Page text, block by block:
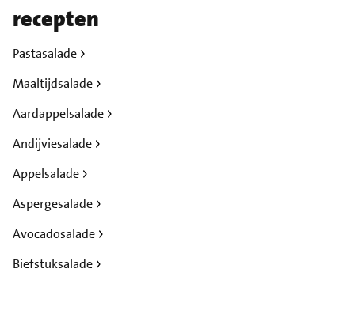
recepten
Pastasalade
Maaltijdsalade
Aardappelsalade
Andijviesalade
Appelsalade
Aspergesalade
Avocadosalade
Biefstuksalade